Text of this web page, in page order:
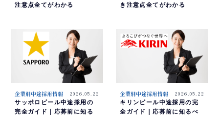
注意点全てがわかる
き注意点全てがわかる
企業別中途採用情報 2026.05.22
サッポロビール中途採用の
完全ガイド｜応募前に知る
企業別中途採用情報 2026.05.22
キリンビール中途採用の完
全ガイド｜応募前に知るべ